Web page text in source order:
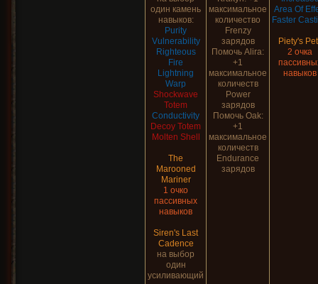
один камень
навыков:
Purity
Vulnerability
Righteous
Fire
Lightning
Warp
Shockwave
Totem
Conductivity
Decoy Totem
Molten Shell
The
Marooned
Mariner
1 очко
пассивных
навыков
Siren's Last
Cadence
на выбор
один
усиливающий
максимальное
количество
Frenzy
зарядов
Помочь Alira:
+1
максимальное
количеств
Power
зарядов
Помочь Oak:
+1
максимальное
количеств
Endurance
зарядов
Area Of
Faster
Piety's
2 очка
навыков